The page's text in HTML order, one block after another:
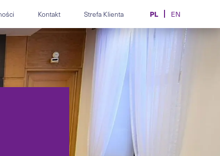
i compliance
i zbiorowo.
Obsługa prawna producentów,
importerów i dealerów
motoryzacji.
Kontrakty, transfery i spory w
sporcie i e-sporcie.
Kontakt Strefa Klienta PL EN